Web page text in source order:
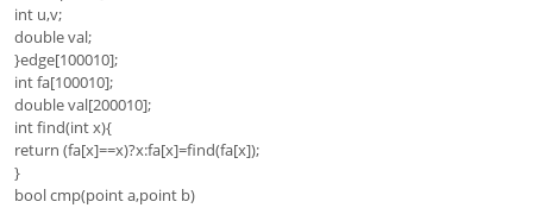
int u,v;
double val;
}edge[100010];
int fa[100010];
double val[200010];
int find(int x){
return (fa[x]==x)?x:fa[x]=find(fa[x]);
}
bool cmp(point a,point b)